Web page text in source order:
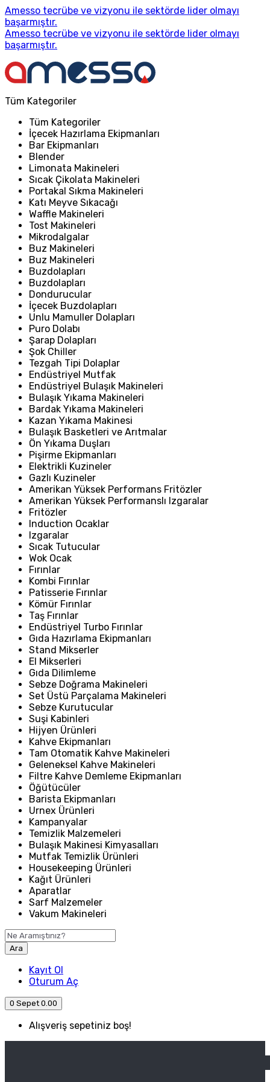
Amesso tecrübe ve vizyonu ile sektörde lider olmayı
başarmıştır.
Amesso tecrübe ve vizyonu ile sektörde lider olmayı
başarmıştır.
Tüm Kategoriler
Tüm Kategoriler
İçecek Hazırlama Ekipmanları
Bar Ekipmanları
Blender
Limonata Makineleri
Sıcak Çikolata Makineleri
Portakal Sıkma Makineleri
Katı Meyve Sıkacağı
Waffle Makineleri
Tost Makineleri
Mikrodalgalar
Buz Makineleri
Buz Makineleri
Buzdolapları
Buzdolapları
Dondurucular
İçecek Buzdolapları
Unlu Mamuller Dolapları
Puro Dolabı
Şarap Dolapları
Şok Chiller
Tezgah Tipi Dolaplar
Endüstriyel Mutfak
Endüstriyel Bulaşık Makineleri
Bulaşık Yıkama Makineleri
Bardak Yıkama Makineleri
Kazan Yıkama Makinesi
Bulaşık Basketleri ve Arıtmalar
Ön Yıkama Duşları
Pişirme Ekipmanları
Elektrikli Kuzineler
Gazlı Kuzineler
Amerikan Yüksek Performans Fritözler
Amerikan Yüksek Performanslı Izgaralar
Fritözler
Induction Ocaklar
Izgaralar
Sıcak Tutucular
Wok Ocak
Fırınlar
Kombi Fırınlar
Patisserie Fırınlar
Kömür Fırınlar
Taş Fırınlar
Endüstriyel Turbo Fırınlar
Gıda Hazırlama Ekipmanları
Stand Mikserler
El Mikserleri
Gıda Dilimleme
Sebze Doğrama Makineleri
Set Üstü Parçalama Makineleri
Sebze Kurutucular
Suşi Kabinleri
Hijyen Ürünleri
Kahve Ekipmanları
Tam Otomatik Kahve Makineleri
Geleneksel Kahve Makineleri
Filtre Kahve Demleme Ekipmanları
Öğütücüler
Barista Ekipmanları
Urnex Ürünleri
Kampanyalar
Temizlik Malzemeleri
Bulaşık Makinesi Kimyasalları
Mutfak Temizlik Ürünleri
Housekeeping Ürünleri
Kağıt Ürünleri
Aparatlar
Sarf Malzemeler
Vakum Makineleri
Ara
Kayıt Ol
Oturum Aç
0 Sepet 0.00
Alışveriş sepetiniz boş!